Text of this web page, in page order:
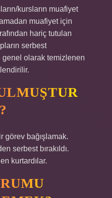
kursların muafiyet
muafiyet için
hariç tutulan
serbest
genel olarak temizlenen
görev bağışlamak.
serbest bırakıldı.
kurtardılar.